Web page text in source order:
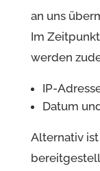
an uns
Im
werden
IP-
Datum
Alternativ